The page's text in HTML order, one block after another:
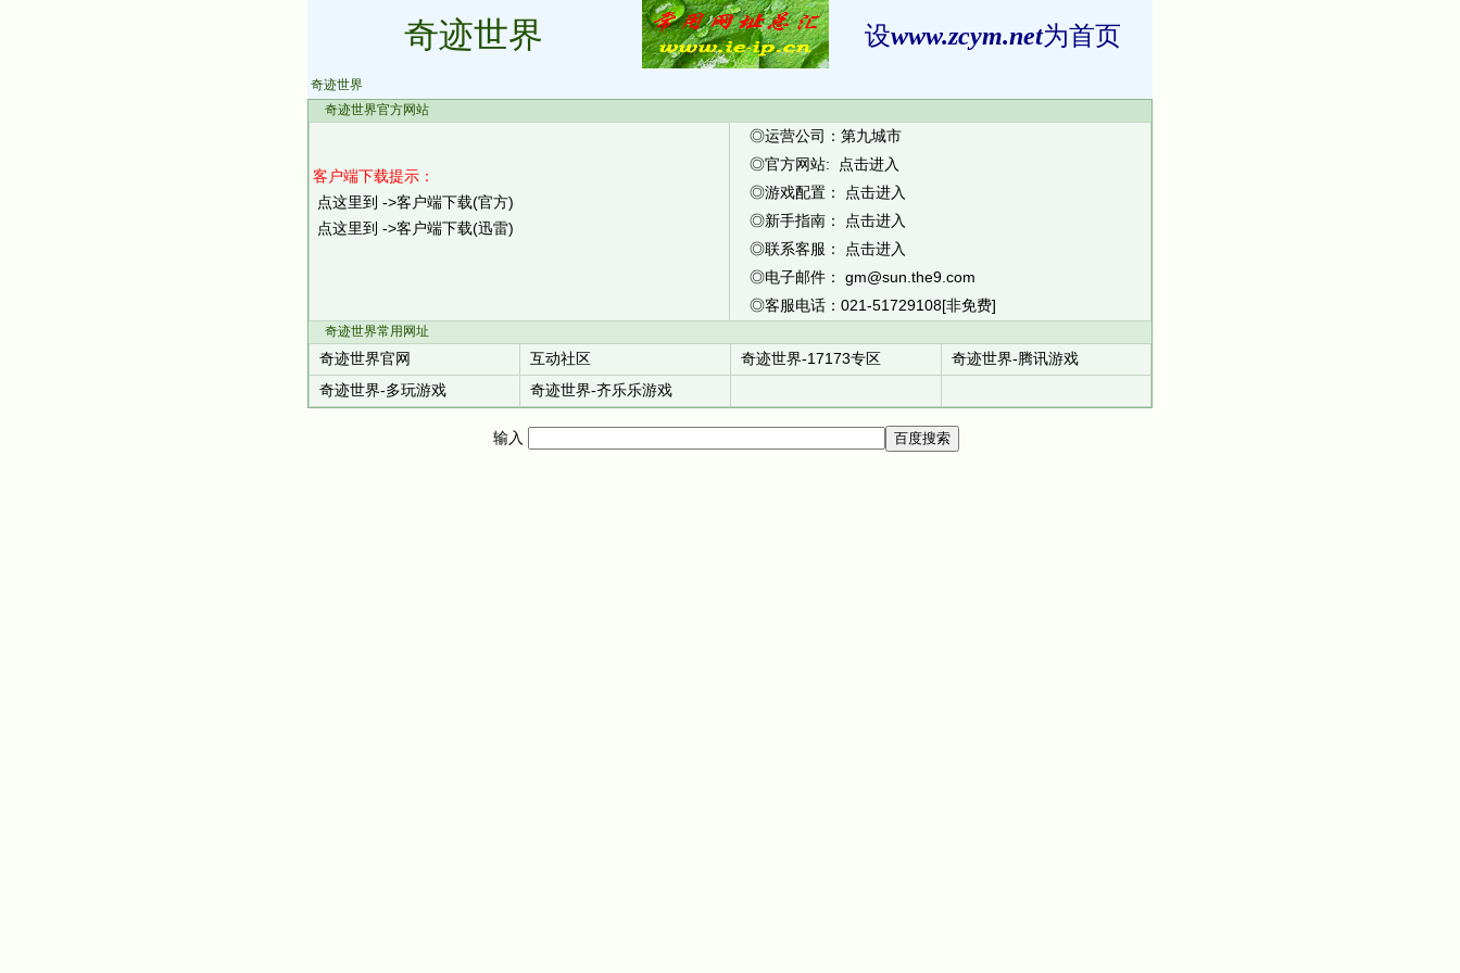
奇迹世界 设www.zcym.net为首页
奇迹世界
奇迹世界官方网站
客户端下载提示：
点这里到 ->客户端下载(官方)
点这里到 ->客户端下载(迅雷)
◎运营公司：第九城市
◎官方网站:
点击进入
◎游戏配置：
点击进入
◎新手指南：
点击进入
◎联系客服：
点击进入
◎电子邮件：
gm@sun.the9.com
◎客服电话：021-51729108[非免费]
奇迹世界常用网址
奇迹世界官网 互动社区 奇迹世界-17173专区
奇迹世界-腾讯游戏
奇迹世界-多玩游戏
奇迹世界-齐乐乐游戏
输入